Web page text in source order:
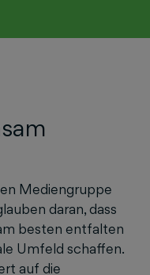
Mediengruppe
daran, dass
besten entfalten
Umfeld schaffen.
auf die